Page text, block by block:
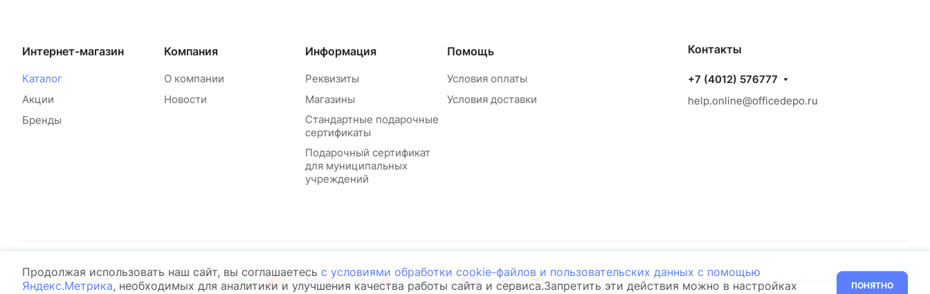
Интернет-магазин
Каталог
Акции
Бренды
Компания
О компании
Новости
Информация
Реквизиты
Магазины
Стандартные подарочные
сертификаты
Подарочный сертификат
для муниципальных
учреждений
Помощь
Условия оплаты
Условия доставки
Контакты
+7 (4012) 576777
help.online@officedepo.ru
© 2026 ОФИСДЕПО Всё для бизнеса Конфиденциальность Оферта Разработано в
Продолжая использовать наш сайт, вы соглашаетесь с условиями обработки cookie-файлов и пользовательских данных с помощью
Яндекс.Метрика, необходимых для аналитики и улучшения качества работы сайта и сервиса.Запретить эти действия можно в настройках
ПОНЯТНО